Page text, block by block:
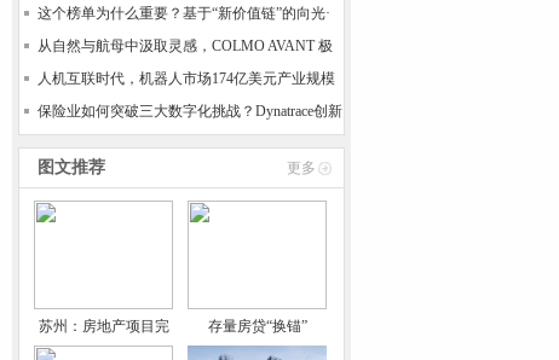
新的机
这个榜单为什么重要？基于“新价值链”的向光·
易善
从自然与航母中汲取灵感，COLMO AVANT 极
境空调自由
人机互联时代，机器人市场174亿美元产业规模
背后的
保险业如何突破三大数字化挑战？Dynatrace创新
技术
图文推荐 更多
苏州：房地产项目完 存量房贷“换锚”